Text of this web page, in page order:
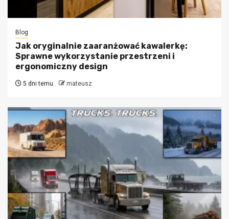
Blog
Jak oryginalnie zaaranżować kawalerkę:
Sprawne wykorzystanie przestrzeni i
ergonomiczny design
5 dni temu mateusz